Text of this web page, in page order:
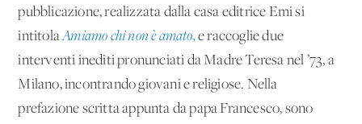
pubblicazione, realizzata dalla casa editrice Emi si
intitolaAmiamo chi non è amato,e raccoglie due
interventi inediti pronunciati da Madre Teresa nel ’73, a
Milano, incontrando giovani e religiose. Nella
prefazione scritta appunta da papa Francesco, sono